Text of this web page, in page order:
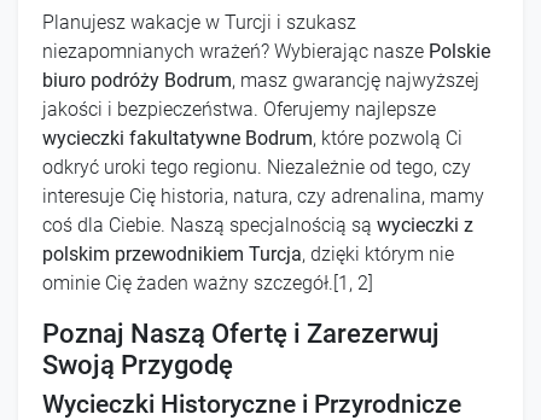
Planujesz wakacje w Turcji i szukasz
niezapomnianych wrażeń? Wybierając nasze Polskie
biuro podróży Bodrum, masz gwarancję najwyższej
jakości i bezpieczeństwa. Oferujemy najlepsze
wycieczki fakultatywne Bodrum, które pozwolą Ci
odkryć uroki tego regionu. Niezależnie od tego, czy
interesuje Cię historia, natura, czy adrenalina, mamy
coś dla Ciebie. Naszą specjalnością są wycieczki z
polskim przewodnikiem Turcja, dzięki którym nie
ominie Cię żaden ważny szczegół.[1, 2]
Poznaj Naszą Ofertę i Zarezerwuj
Swoją Przygodę
Wycieczki Historyczne i Przyrodnicze